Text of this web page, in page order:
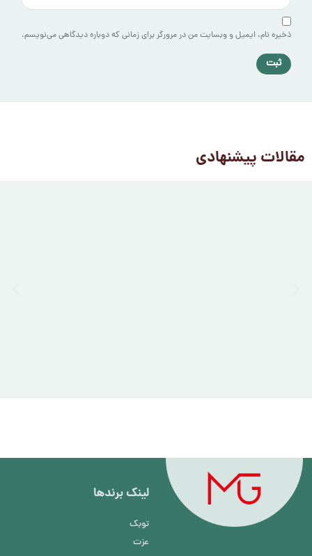
ذخیره نام، ایمیل و وبسایت من در مرورگر برای زمانی که دوباره دیدگاهی می‌نویسم.
مقالات پیشنهادی
لینک برند‌ها
توبک
عزت